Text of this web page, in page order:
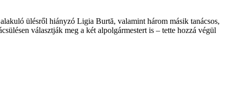
ülésről hiányzó Ligia Burtă, valamint három másik tanácsos,
választják meg a két alpolgármestert is – tette hozzá végül